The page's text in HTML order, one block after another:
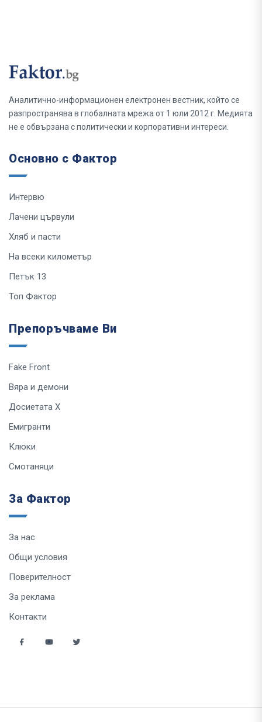
Аналитично-информационен електронен вестник, който се
разпространява в глобалната мрежа от 1 юли 2012 г. Медията
не е обвързана с политически и корпоративни интереси.
Основно с Фактор
Интервю
Лачени цървули
Хляб и пасти
На всеки километър
Петък 13
Топ Фактор
Препоръчваме Ви
Fake Front
Вяра и демони
Досиетата Х
Емигранти
Клюки
Смотаняци
За Фактор
За нас
Общи условия
Поверителност
За реклама
Контакти